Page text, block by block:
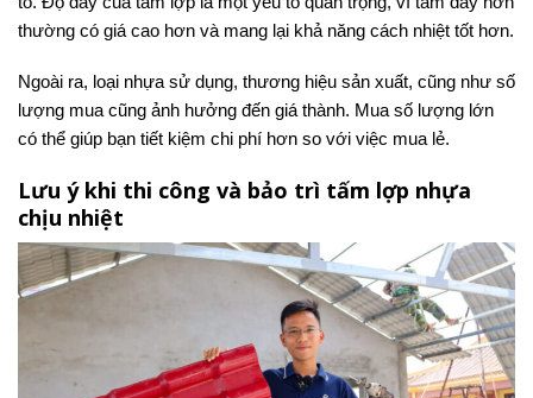
thường có giá cao hơn và mang lại khả năng cách nhiệt tốt hơn.
Ngoài ra, loại nhựa sử dụng, thương hiệu sản xuất, cũng như số
lượng mua cũng ảnh hưởng đến giá thành. Mua số lượng lớn
có thể giúp bạn tiết kiệm chi phí hơn so với việc mua lẻ.
Lưu ý khi thi công và bảo trì tấm lợp nhựa
chịu nhiệt